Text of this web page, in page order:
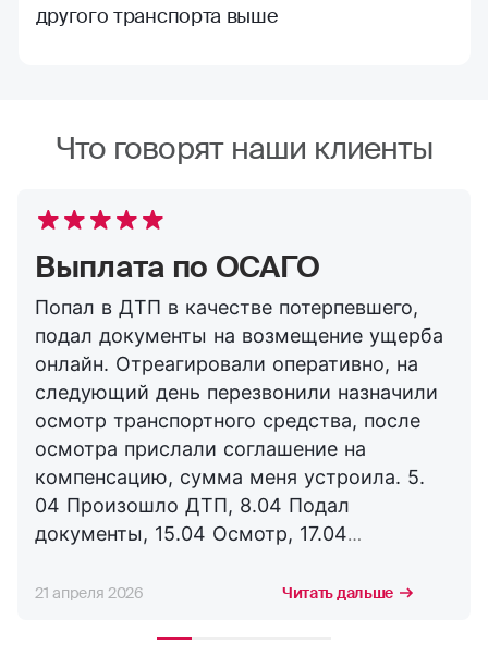
другого транспорта выше
Что говорят наши клиенты
Выплата по ОСАГО
Попал в ДТП в качестве потерпевшего,
подал документы на возмещение ущерба
онлайн. Отреагировали оперативно, на
следующий день перезвонили назначили
осмотр транспортного средства, после
осмотра прислали соглашение на
компенсацию, сумма меня устроила. 5.
04 Произошло ДТП, 8.04 Подал
документы, 15.04 Осмотр, 17.04
сотрудничать с компанией дальше,
21 апреля 2026 Читать дальше